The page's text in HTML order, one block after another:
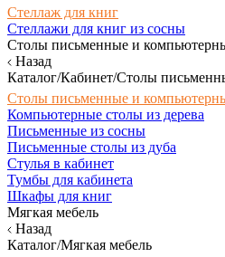
Стеллаж для книг
Стеллажи для книг из сосны
Столы письменные и
Назад
Каталог/Кабинет/Столы
Столы письменные и
Компьютерные столы из дерева
Письменные из сосны
Письменные столы из дуба
Стулья в кабинет
Тумбы для кабинета
Шкафы для книг
Мягкая мебель
Назад
Каталог/Мягкая мебель